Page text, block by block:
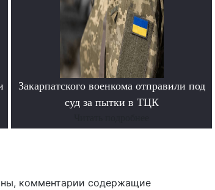
Закарпатского военкома отправили под
суд за пытки в ТЦК
комментарии содержащие